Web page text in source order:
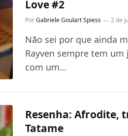
Love #2
Por Gabriele Goulart Spiess 2 de
Não sei por que ainda
Rayven sempre tem
com um…
Resenha: Afrodite,
Tatame